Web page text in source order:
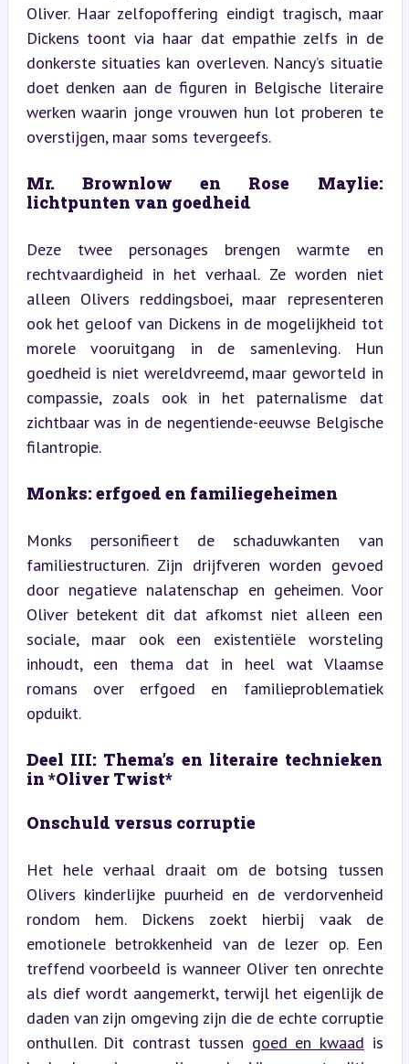
Oliver. Haar zelfopoffering eindigt tragisch, maar
Dickens toont via haar dat empathie zelfs in de
donkerste situaties kan overleven. Nancy’s situatie
doet denken aan de figuren in Belgische literaire
werken waarin jonge vrouwen hun lot proberen te
overstijgen, maar soms tevergeefs.
Mr. Brownlow en Rose Maylie:
lichtpunten van goedheid
Deze twee personages brengen warmte en
rechtvaardigheid in het verhaal. Ze worden niet
alleen Olivers reddingsboei, maar representeren
ook het geloof van Dickens in de mogelijkheid tot
morele vooruitgang in de samenleving. Hun
goedheid is niet wereldvreemd, maar geworteld in
compassie, zoals ook in het paternalisme dat
zichtbaar was in de negentiende-eeuwse Belgische
filantropie.
Monks: erfgoed en familiegeheimen
Monks personifieert de schaduwkanten van
familiestructuren. Zijn drijfveren worden gevoed
door negatieve nalatenschap en geheimen. Voor
Oliver betekent dit dat afkomst niet alleen een
sociale, maar ook een existentiële worsteling
inhoudt, een thema dat in heel wat Vlaamse
romans over erfgoed en familieproblematiek
opduikt.
Deel III: Thema’s en literaire technieken
in *Oliver Twist*
Onschuld versus corruptie
Het hele verhaal draait om de botsing tussen
Olivers kinderlijke puurheid en de verdorvenheid
rondom hem. Dickens zoekt hierbij vaak de
emotionele betrokkenheid van de lezer op. Een
treffend voorbeeld is wanneer Oliver ten onrechte
als dief wordt aangemerkt, terwijl het eigenlijk de
daden van zijn omgeving zijn die de echte corruptie
onthullen. Dit contrast tussen goed en kwaad is